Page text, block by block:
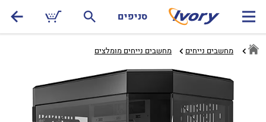
סניפים
מחשבים נייחים מחשבים נייחים מומלצים‏